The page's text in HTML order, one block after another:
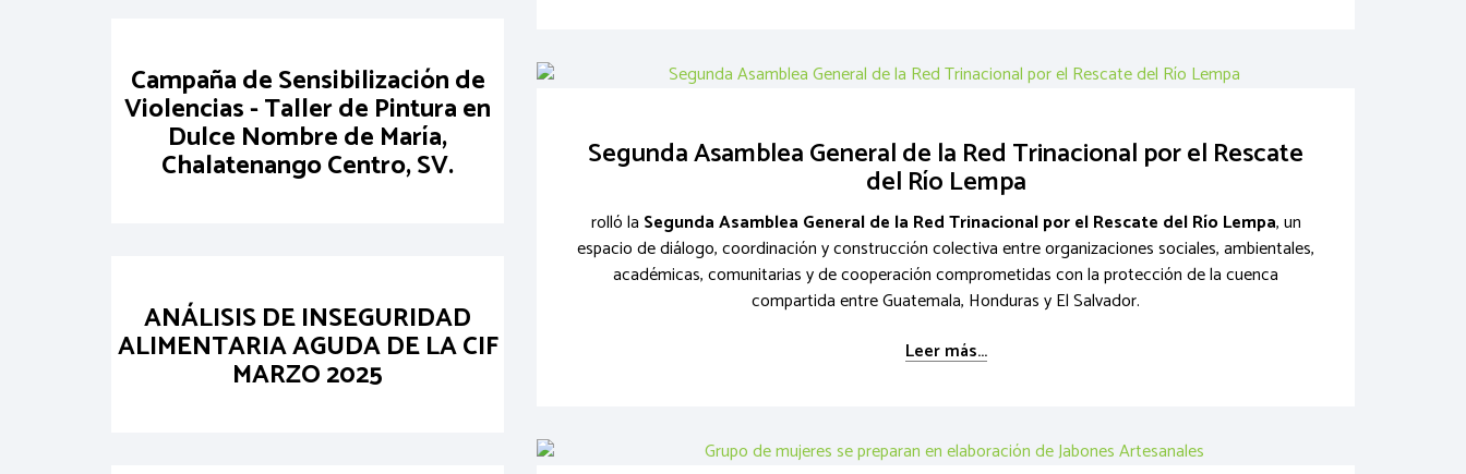
Campaña de Sensibilización de
Violencias - Taller de Pintura en
Dulce Nombre de María,
Chalatenango Centro, SV.
ANÁLISIS DE INSEGURIDAD
ALIMENTARIA AGUDA DE LA CIF
MARZO 2025
Segunda Asamblea General de la Red Trinacional por el Rescate
del Río Lempa
rolló la Segunda Asamblea General de la Red Trinacional por el Rescate del Río Lempa, un
espacio de diálogo, coordinación y construcción colectiva entre organizaciones sociales, ambientales,
académicas, comunitarias y de cooperación comprometidas con la protección de la cuenca
compartida entre Guatemala, Honduras y El Salvador.
Leer más...